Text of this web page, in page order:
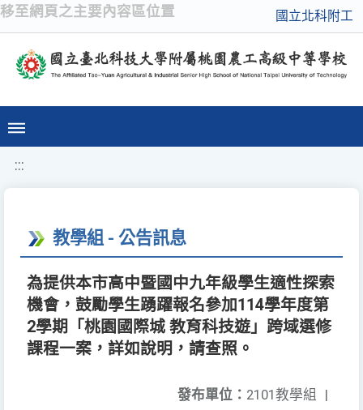
移至網頁之主要內容區位置 國立北科附工
:::
教學組 - 公告訊息
為提供本市高中暨國中九年級學生適性探索
機會，鼓勵學生踴躍報名參加114學年度第
2學期「桃園國際城 教育科技遊」跨域選修
課程一案，詳如說明，請查照。
發布單位： 2101教學組 |